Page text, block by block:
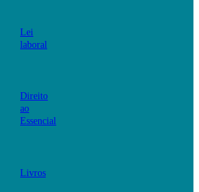
Lei
laboral
Direito
ao
Essencial
Livros